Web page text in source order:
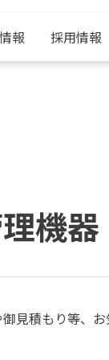
報 採用情報
事業拠点
計測・管理機器
機器
見積もり等、